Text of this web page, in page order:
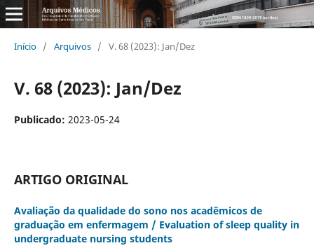
Início / Arquivos / V. 68 (2023): Jan/Dez
V. 68 (2023): Jan/Dez
Publicado: 2023-05-24
ARTIGO ORIGINAL
Avaliação da qualidade do sono nos acadêmicos de
graduação em enfermagem / Evaluation of sleep quality in
undergraduate nursing students